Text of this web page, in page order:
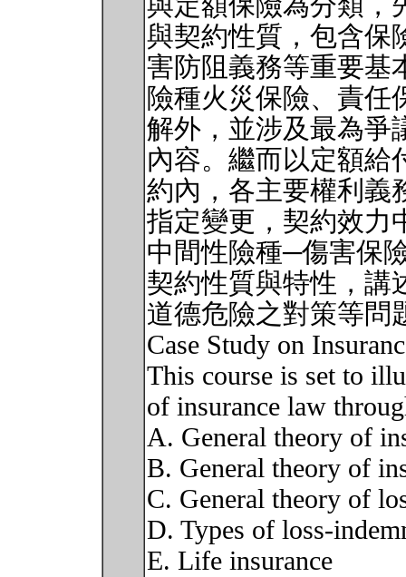
與契約性質，包含保
害防阻義務等重要基
險種火災保險、責任
解外，並涉及最為爭
內容。繼而以定額給
約內，各主要權利義
指定變更，契約效力
中間性險種─傷害保
契約性質與特性，講
道德危險之對策等問
Case Study on
This course is set to
of insurance law
A. General theory of
B. General theory of
C. General theory of
D. Types of loss-
E. Life insurance